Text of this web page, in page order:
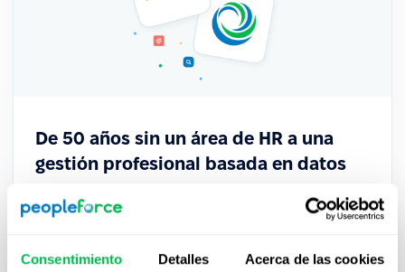
Consentimiento Detalles Acerca de las cookies
De 50 años sin un área de HR a una
gestión profesional basada en datos
transformó su gestión de Capital Humano con
sistema centralizado que impulsa decisiones